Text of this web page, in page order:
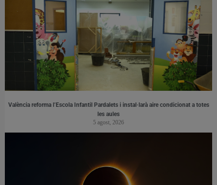
València reforma l’Escola Infantil Pardalets i instal·larà aire condicionat a totes
les aules
5 agost, 2026